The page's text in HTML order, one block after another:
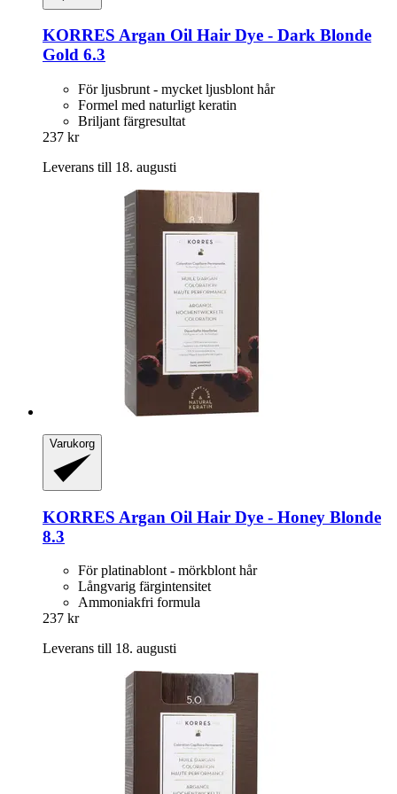
KORRES Argan Oil Hair Dye -​ Dark Blonde
Gold 6.3
För ljusbrunt - mycket ljusblont hår
Formel med naturligt keratin
Briljant färgresultat
237 kr
Leverans till 18. augusti
Varukorg
KORRES Argan Oil Hair Dye -​ Honey Blonde
8.3
För platinablont - mörkblont hår
Långvarig färgintensitet
Ammoniakfri formula
237 kr
Leverans till 18. augusti